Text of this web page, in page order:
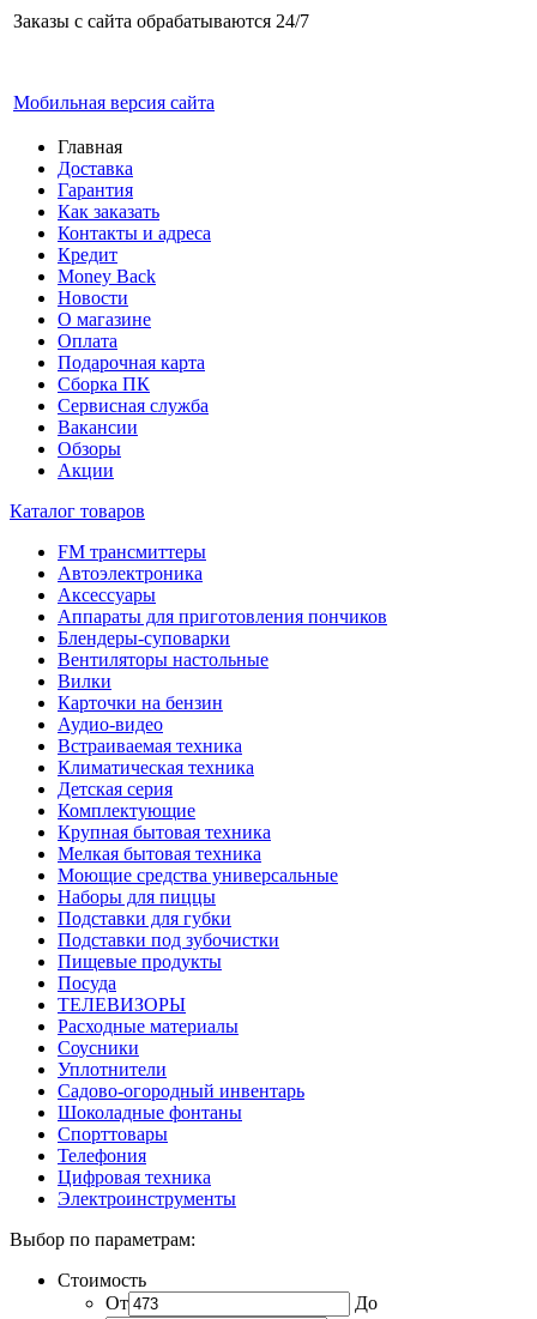
Заказы с сайта обрабатываются 24/7
Мобильная версия сайта
Главная
Доставка
Гарантия
Как заказать
Контакты и адреса
Кредит
Money Back
Новости
О магазине
Оплата
Подарочная карта
Сборка ПК
Сервисная служба
Вакансии
Обзоры
Акции
Каталог товаров
FM трансмиттеры
Автоэлектроника
Аксессуары
Аппараты для приготовления пончиков
Блендеры-суповарки
Вентиляторы настольные
Вилки
Карточки на бензин
Аудио-видео
Встраиваемая техника
Климатическая техника
Детская серия
Комплектующие
Крупная бытовая техника
Мелкая бытовая техника
Моющие средства универсальные
Наборы для пиццы
Подставки для губки
Подставки под зубочистки
Пищевые продукты
Посуда
ТЕЛЕВИЗОРЫ
Расходные материалы
Соусники
Уплотнители
Садово-огородный инвентарь
Шоколадные фонтаны
Спорттовары
Телефония
Цифровая техника
Электроинструменты
Выбор по параметрам:
Стоимость
От
До